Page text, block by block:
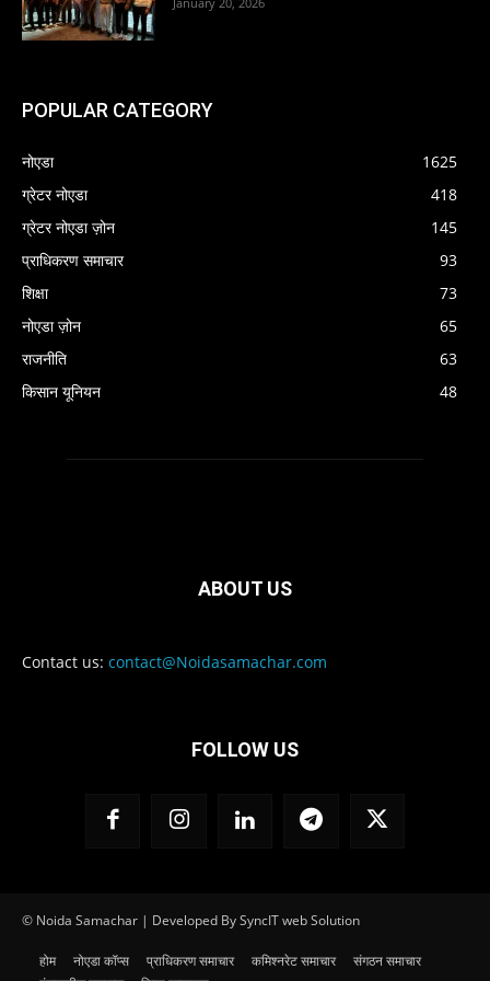
POPULAR CATEGORY
नोएडा
1625
ग्रेटर नोएडा
418
ग्रेटर नोएडा ज़ोन
145
प्राधिकरण समाचार
93
शिक्षा
73
नोएडा ज़ोन
65
राजनीति
63
किसान यूनियन
48
ABOUT US
Contact us: contact@Noidasamachar.com
FOLLOW US
© Noida Samachar | Developed By SyncIT web Solution
होम नोएडा कॉप्स प्राधिकरण समाचार कमिश्नरेट समाचार
संगठन समाचार